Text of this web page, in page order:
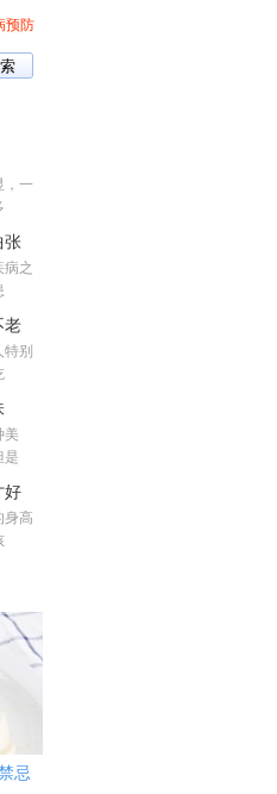
预防
，一
张
之
老
别
美
是
好
身高
忌